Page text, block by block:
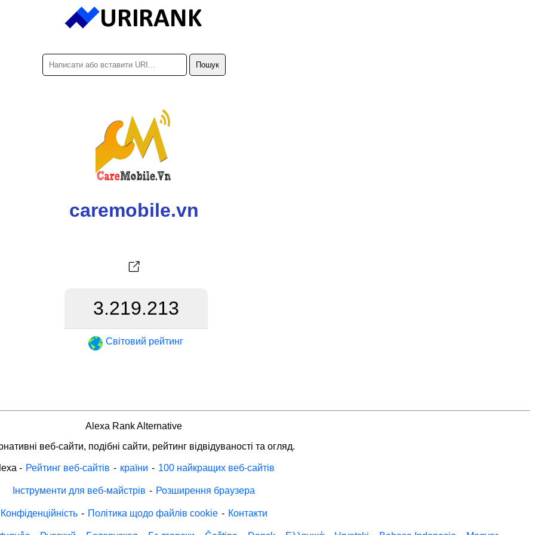
caremobile.vn
3.219.213
Світовий рейтинг
Alexa Rank Alternative
веб-сайти, подібні сайти, рейтинг відвідуваності та огляд.
- Рейтинг веб-сайтів - країни - 100 найкращих веб-сайтів
Інструменти для веб-майстрів - Розширення браузера
Конфіденційність - Політика щодо файлів cookie - Контакти